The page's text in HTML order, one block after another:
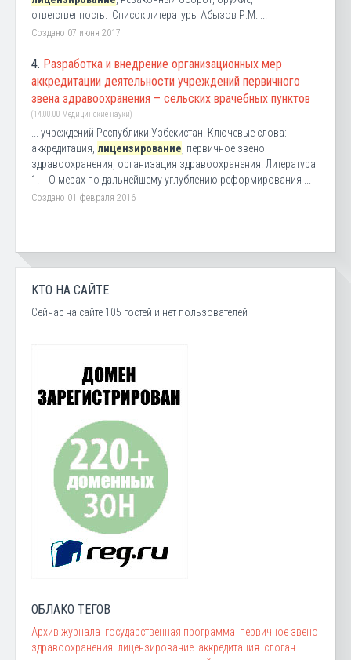
ответственность. Список литературы Абызов Р.М. ...
Создано 07 июня 2017
4. Разработка и внедрение организационных мер
аккредитации деятельности учреждений первичного
звена здравоохранения – сельских врачебных пунктов
(14.00.00 Медицинские науки)
... учреждений Республики Узбекистан. Ключевые слова:
аккредитация, лицензирование , первичное звено
здравоохранения, организация здравоохранения. Литература
1. О мерах по дальнейшему углублению реформирования ...
Создано 01 февраля 2016
КТО НА САЙТЕ
Сейчас на сайте 105 гостей и нет пользователей
ОБЛАКО ТЕГОВ
Архив журнала государственная программа первичное звено
здравоохранения лицензирование аккредитация слоган